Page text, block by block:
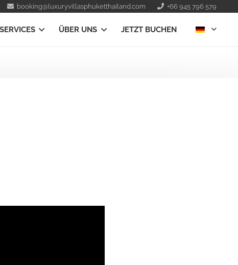
booking@luxuryvillasphuketthailand.com +66 945 796 579
SERVICES ÜBER UNS JETZT BUCHEN